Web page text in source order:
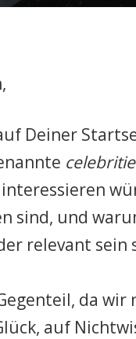
Deiner
sind, und
relevant
da
auf